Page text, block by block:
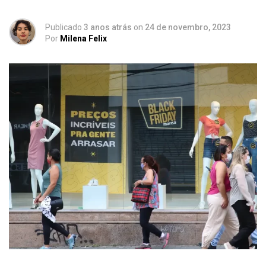
Publicado 3 anos atrás on 24 de novembro, 2023
Por Milena Felix